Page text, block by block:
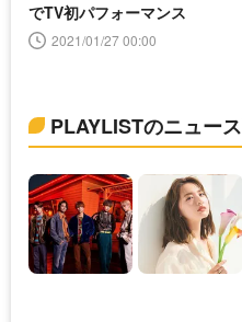
でTV初パフォーマンス
2021/01/27 00:00
PLAYLISTのニュー